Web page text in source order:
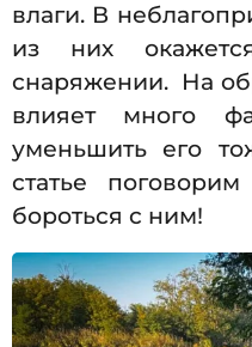
влаги. В
из них
снаряжении. На
влияет много
уменьшить его
статье
бороться с ним!